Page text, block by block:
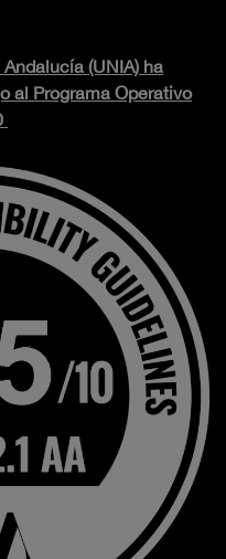
(UNIA) ha
al Programa Operativo